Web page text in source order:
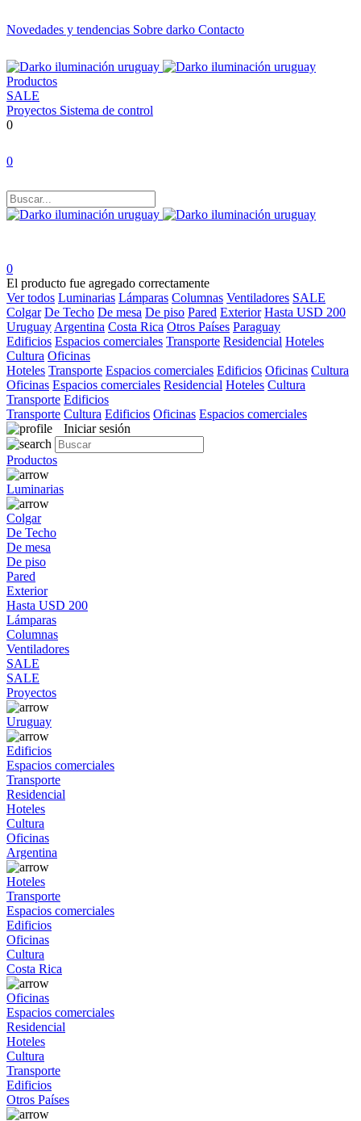
Novedades y tendencias Sobre darko Contacto
Productos
SALE
Proyectos Sistema de control
0
0
0
El producto fue agregado correctamente
Ver todos Luminarias Lámparas Columnas Ventiladores SALE
Colgar De Techo De mesa De piso Pared Exterior Hasta USD 200
Uruguay Argentina Costa Rica Otros Países Paraguay
Edificios Espacios comerciales Transporte Residencial Hoteles
Cultura Oficinas
Hoteles Transporte Espacios comerciales Edificios Oficinas Cultura
Oficinas Espacios comerciales Residencial Hoteles Cultura
Transporte Edificios
Transporte Cultura Edificios Oficinas Espacios comerciales
Iniciar sesión
Productos
Luminarias
Colgar
De Techo
De mesa
De piso
Pared
Exterior
Hasta USD 200
Lámparas
Columnas
Ventiladores
SALE
SALE
Proyectos
Uruguay
Edificios
Espacios comerciales
Transporte
Residencial
Hoteles
Cultura
Oficinas
Argentina
Hoteles
Transporte
Espacios comerciales
Edificios
Oficinas
Cultura
Costa Rica
Oficinas
Espacios comerciales
Residencial
Hoteles
Cultura
Transporte
Edificios
Otros Países